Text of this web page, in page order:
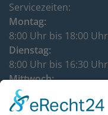
Servicezeiten:
Montag:
8:00 Uhr bis 18:00 Uhr
Dienstag:
8:00 Uhr bis 16:30 Uhr
Mittwoch:
8:00 Uhr bis 12:00 Uhr
Donnerstag: